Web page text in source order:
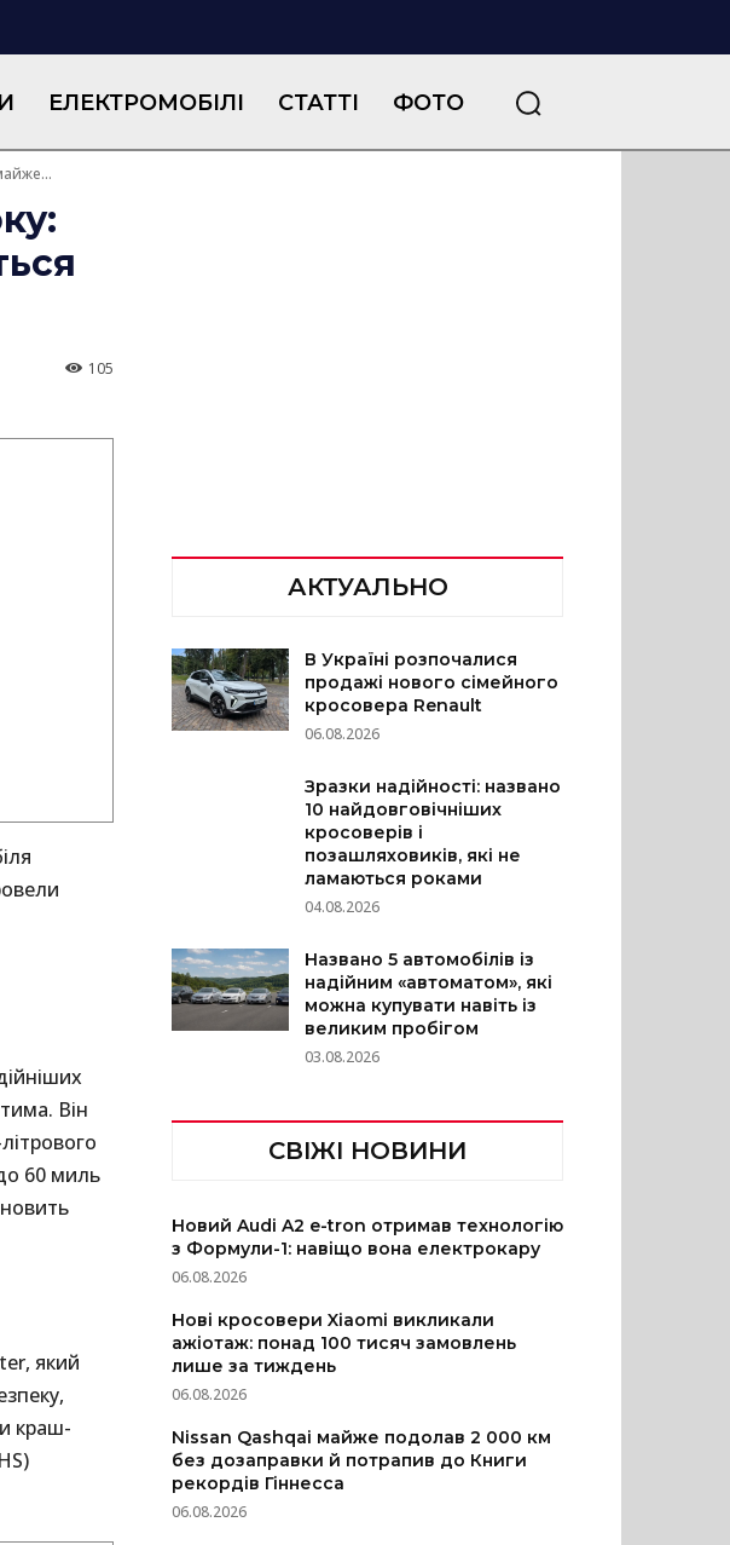
ЕЛЕКТРОМОБІЛІ СТАТТІ ФОТО
105
Він
60 миль
який
краш-
АКТУАЛЬНО
В Україні розпочалися
продажі нового сімейного
кросовера Renault
06.08.2026
Зразки надійності: названо
10 найдовговічніших
кросоверів і
позашляховиків, які не
ламаються роками
04.08.2026
Названо 5 автомобілів із
надійним «автоматом», які
можна купувати навіть із
великим пробігом
03.08.2026
СВІЖІ НОВИНИ
Новий Audi A2 e-tron отримав технологію
з Формули-1: навіщо вона електрокару
06.08.2026
Нові кросовери Xiaomi викликали
ажіотаж: понад 100 тисяч замовлень
лише за тиждень
06.08.2026
Nissan Qashqai майже подолав 2 000 км
без дозаправки й потрапив до Книги
рекордів Гіннесса
06.08.2026